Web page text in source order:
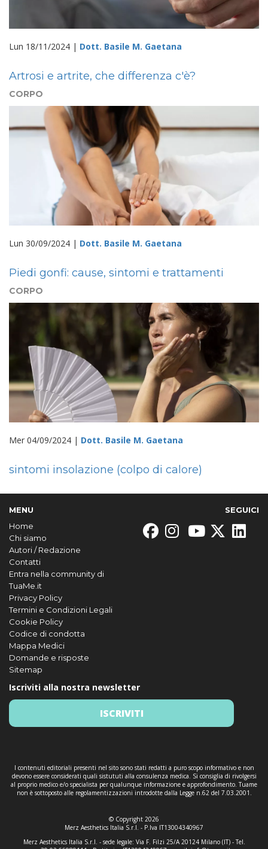
Lun 18/11/2024 | Dott. Basile M. Gaetana
Artrosi e artrite, che differenza c'è?
CORPO
Lun 30/09/2024 | Dott. Basile M. Gaetana
Piedi gonfi: cause, sintomi e trattamenti
CORPO
Mer 04/09/2024 | Dott. Basile M. Gaetana
sintomi insolazione (colpo di calore)
MENU
Home
Chi siamo
Autori / Redazione
Contatti
Entra nella community di
TuaMe.it
Privacy Policy
Termini e Condizioni Legali
Cookie Policy
Codice di condotta
Mappa Medici
Domande e risposte
Sitemap
SEGUICI
Iscriviti alla nostra newsletter
ISCRIVITI
I contenuti editoriali presenti nel sito sono stati redatti a puro scopo informativo e non
devono essere considerati quali sistututi alla consulenza medica. Si consiglia di rivolgersi
al proprio medico e/o specialista per qualunque informazione e approfondimento. Tuame
non è sottoposto alle regolamentizzazioni introdotte dalla Legge n.62 del 7.03.2001.
© Copyright 2026
Merz Aesthetics Italia S.r.l. - P.Iva IT13004340967
Merz Aesthetics Italia S.r.l. - sede legale: Via F. Filzi 25/A 20124 Milano (IT) - Tel.